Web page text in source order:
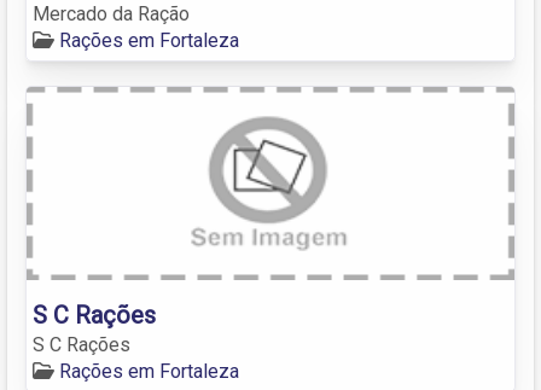
Mercado da Ração
Rações em Fortaleza
S C Rações
S C Rações
Rações em Fortaleza